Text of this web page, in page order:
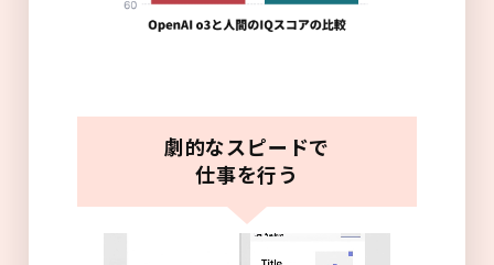
劇的なスピードで
仕事を行う